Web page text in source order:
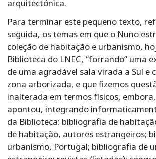
arquitectónica.
Para terminar este pequeno texto,
seguida, os temas em que o Nuno
coleção de habitação e urbanismo,
Biblioteca do LNEC, “forrando” uma
de uma agradável sala virada a Sul e
zona arborizada, e que fizemos
inalterada em termos físicos,
apontou, integrando
da Biblioteca: bibliografia de
de habitação, autores estrangeiros;
urbanismo, Portugal; bibliografia de